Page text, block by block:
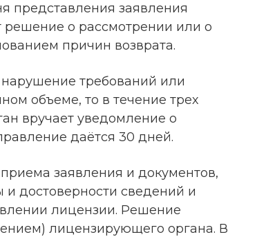
представления заявления
о рассмотрении или о
причин возврата.
требований или
объеме, то в течение трех
вручает уведомление о
даётся 30 дней.
заявления и документов,
и достоверности сведений и
лицензии. Решение
лицензирующего органа. В